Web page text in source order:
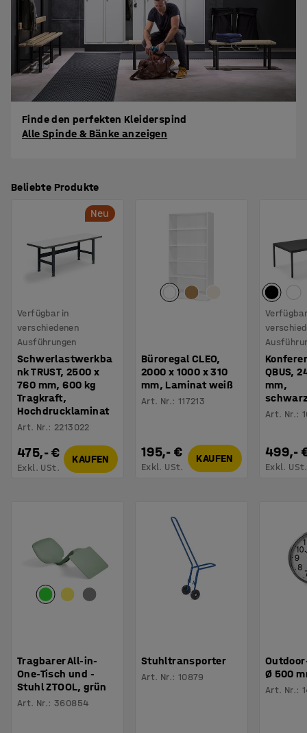
Finde den perfekten Kleiderspind
Alle Spinde & Bänke anzeigen
Beliebte Produkte
Neu
Verfügbar in
verschiedenen
Ausführungen
Schwerlastwerkba
nk TRUST, 2500 x
760 mm, 600 kg
Tragkraft,
Hochdrucklaminat
Art. Nr.: 2213022
475,- €
Exkl. USt.
KAUFEN
Büroregal CLEO,
2000 x 1000 x 310
mm, Laminat weiß
Art. Nr.: 117213
195,- €
Exkl. USt.
KAUFEN
QBUS,
mm,
Art. Nr.:
499,-
Exkl. USt.
Tragbarer All-in-
One-Tisch und -
Stuhl ZTOOL, grün
Art. Nr.:360854
Stuhltransporter
Art. Nr.: 10879
Ø 500
Art. Nr.: